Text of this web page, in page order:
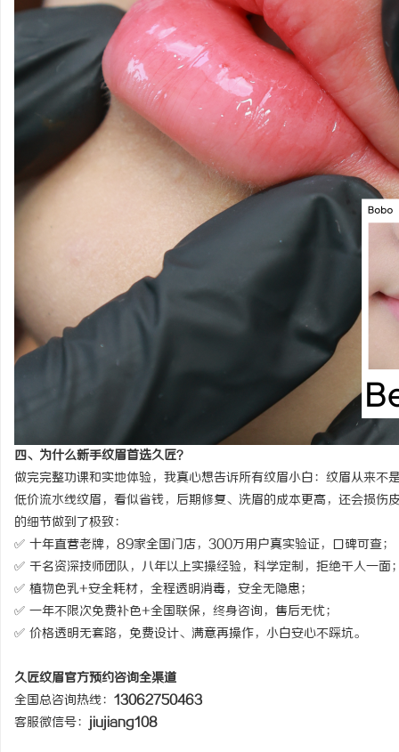
四、为什么新手纹眉首选久匠？
做完完整功课和实地体验，我真心想告诉所有纹眉小白：纹眉从来不
低价流水线纹眉，看似省钱，后期修复、洗眉的成本更高，还会损
的细节做到了极致：
✅ 十年直营老牌，89家全国门店，300万用户真实验证，口碑可查；
✅ 千名资深技师团队，八年以上实操经验，科学定制，拒绝千人一面
✅ 植物色乳+安全耗材，全程透明消毒，安全无隐患；
✅ 一年不限次免费补色+全国联保，终身咨询，售后无忧；
✅ 价格透明无套路，免费设计、满意再操作，小白安心不踩坑。
久匠纹眉官方预约咨询全渠道
全国总咨询热线： 13062750463
客服微信号： jiujiang108